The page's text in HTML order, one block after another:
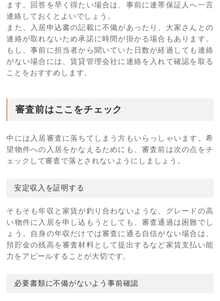
ます。回答を早く得たい場合は、事前に連帯保証人へ一言
連絡しておくとよいでしょう。
また、入居申込書の記載に不備があったり、大家さんとの
連絡が取れないため承諾に時間が掛かる場合もあります。
もし、事前に担当者から聞いていた日数が経過しても連絡
がない場合には、賃貸管理会社に連絡を入れて確認を取る
ことをおすすめします。
審査前はここをチェック
中には入居審査に落ちてしまう方もいらっしゃいます。希
望物件への入居をかなえるためにも、審査前は次の点をチ
ェックして審査で落とされないようにしましょう。
安定収入を証明する
そもそも年収と家賃が釣り合わないような、グレードの高
い物件に入居を申し込もうとしても、審査通過は困難でし
ょう。自身の年収だけでは審査に通る自信がない場合は、
預貯金の残高を審査材料として提出するなど家賃支払い能
力をアピールすることが大切です。
必要書類に不備がないよう事前確認